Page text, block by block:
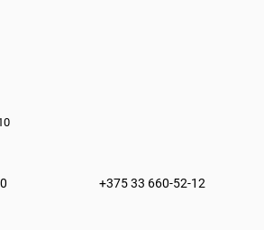
+375 33 660-52-12